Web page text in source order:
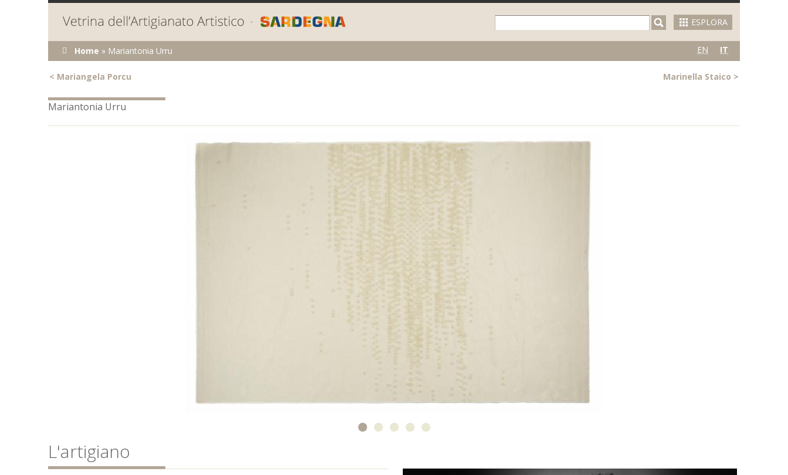
ESPLORA
Tu sei qui
Home » Mariantonia Urru EN IT
< Mariangela Porcu Marinella Staico >
Mariantonia Urru
L'artigiano